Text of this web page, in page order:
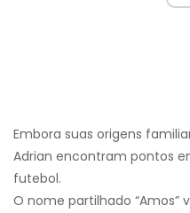
Embora suas origens
Adrian encontram pontos
futebol.
O nome partilhado “Amos”